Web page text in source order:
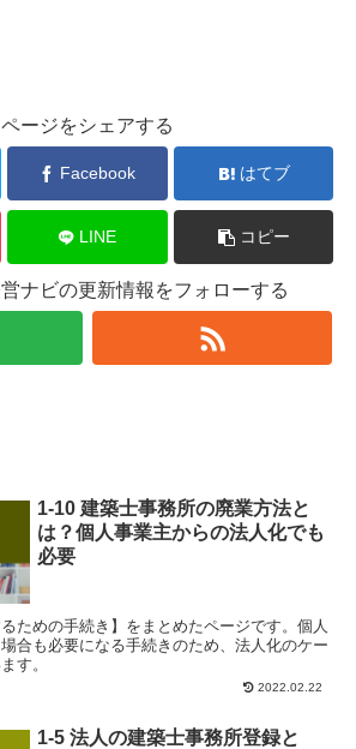
ページをシェアする
Facebook はてブ
LINE コピー
ナビの更新情報をフォローする
1-10 建築士事務所の廃業方法と
は？個人事業主からの法人化でも
必要
るための手続き】をまとめたページです。個人
合も必要になる手続きのため、法人化のケー
す。
2022.02.22
1-5 法人の建築士事務所登録と